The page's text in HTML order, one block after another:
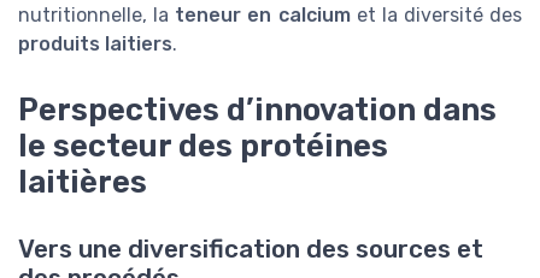
nutritionnelle, la teneur en calciumet la diversité des
produits laitiers.
Perspectives d’innovation dans
le secteur des protéines
laitières
Vers une diversification des sources et